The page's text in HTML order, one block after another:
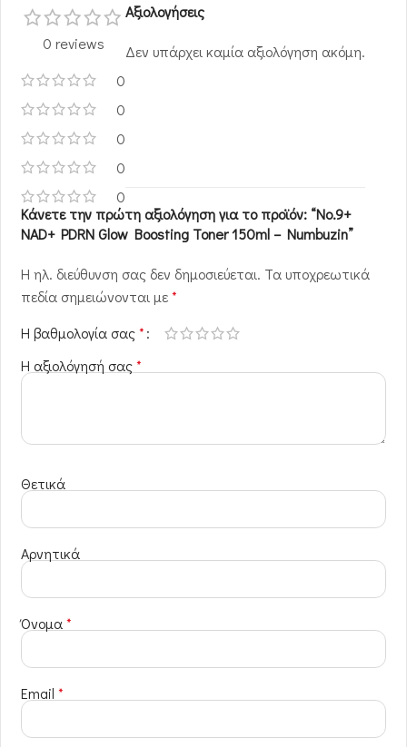
0 reviews
0
0
0
0
0
Αξιολογήσεις
Δεν υπάρχει καμία αξιολόγηση ακόμη.
Κάνετε την πρώτη αξιολόγηση για το προϊόν: “No.9+
NAD+ PDRN Glow Boosting Toner 150ml – Numbuzin”
Η ηλ. διεύθυνση σας δεν δημοσιεύεται. Τα υποχρεωτικά
πεδία σημειώνονται με*
Η βαθμολογία σας*
Η αξιολόγησή σας*
Θετικά
Αρνητικά
Όνομα*
Email *